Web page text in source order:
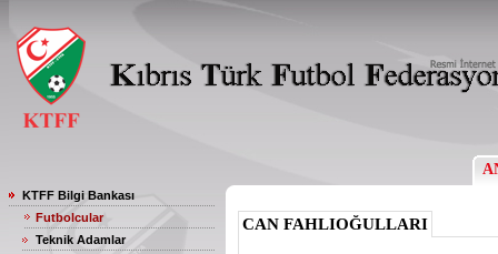
KTFF Bilgi Bankası
Futbolcular
Teknik Adamlar
CAN FAHLIOĞULLARI